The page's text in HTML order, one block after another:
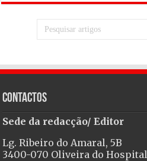
Contactos
Sede da redacção/ Editor
Lg. Ribeiro do Amaral, 5B
3400-070 Oliveira do Hospital